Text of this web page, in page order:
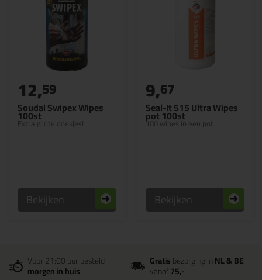
Soudal Swipex Wipes
100st
Extra grote doekjes!
12,59
Bekijken
Seal-It 515 Ultra Wipes
pot 100st
100 wipes in een pot
9,67
Bekijken
Voor 21:00 uur besteld
morgen in huis
Gratisbezorging inNL & BE
vanaf75,-